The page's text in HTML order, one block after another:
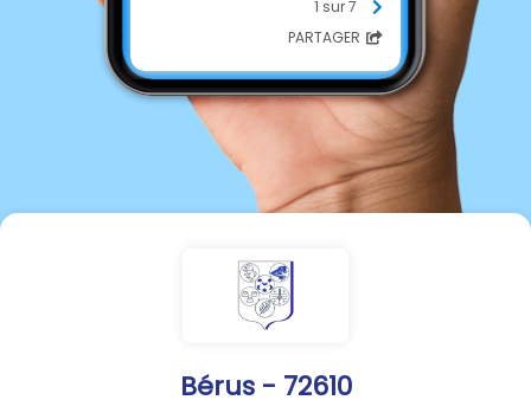
Bérus - 72610
Prolongation de l'arrêté
risque incendie élevé
Prolongation de l'arrêté
relatif aux restrictions des
travaux agricoles jusqu'au 15
août inclus.
1 sur 7
PARTAGER